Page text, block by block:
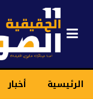
الرئيسية أخبار